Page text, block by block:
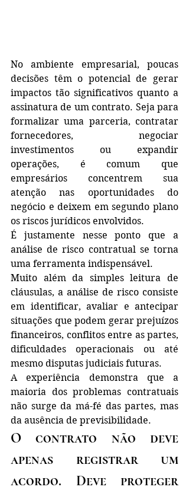
No ambiente empresarial, poucas
decisões têm o potencial de gerar
impactos tão significativos quanto a
assinatura de um contrato. Seja para
formalizar uma parceria, contratar
fornecedores, negociar
investimentos ou expandir
operações, é comum que
empresários concentrem sua
atenção nas oportunidades do
negócio e deixem em segundo plano
os riscos jurídicos envolvidos.
É justamente nesse ponto que a
análise de risco contratual se torna
uma ferramenta indispensável.
Muito além da simples leitura de
cláusulas, a análise de risco consiste
em identificar, avaliar e antecipar
situações que podem gerar prejuízos
financeiros, conflitos entre as partes,
dificuldades operacionais ou até
mesmo disputas judiciais futuras.
A experiência demonstra que a
maioria dos problemas contratuais
não surge da má-fé das partes, mas
da ausência de previsibilidade.
O contrato não deve
apenas registrar um
acordo. Deve proteger